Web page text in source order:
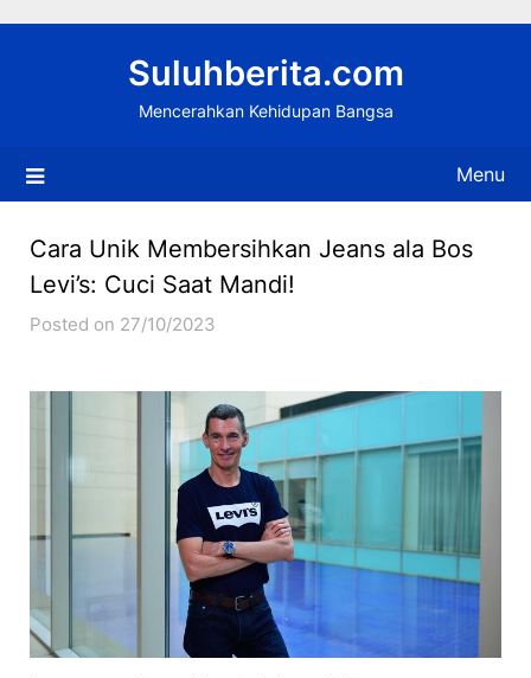
Suluhberita.com
Mencerahkan Kehidupan Bangsa
Menu
Cara Unik Membersihkan Jeans ala Bos
Levi’s: Cuci Saat Mandi!
Posted on 27/10/2023